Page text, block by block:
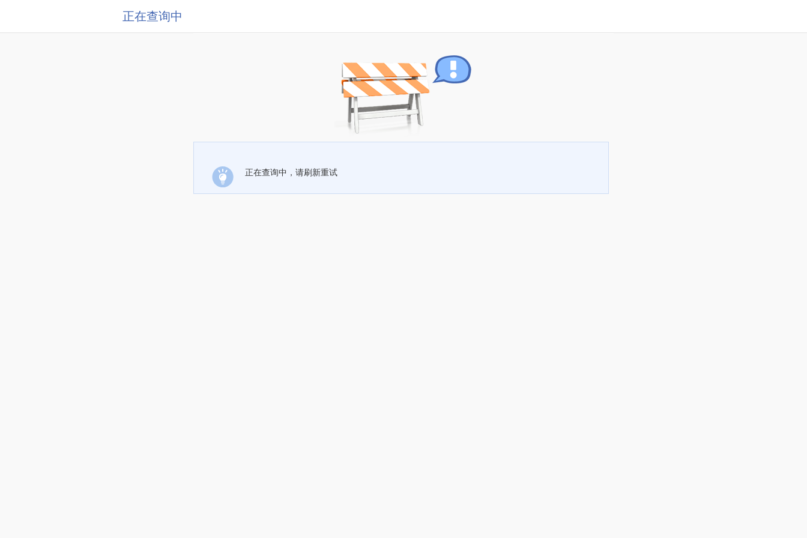
正在查询中
正在查询中，请刷新重试